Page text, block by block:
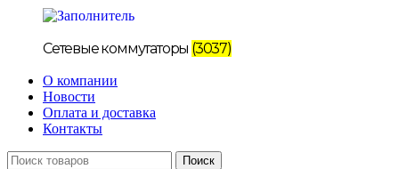
Сетевые коммутаторы (3037)
О компании
Новости
Оплата и доставка
Контакты
Поиск